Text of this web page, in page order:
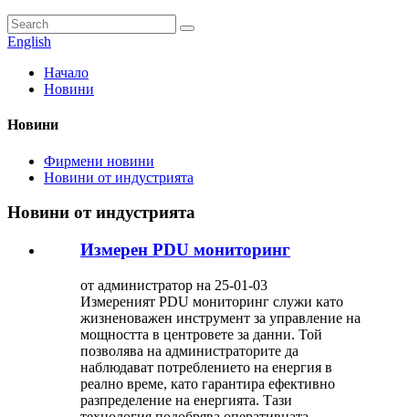
English
Начало
Новини
Новини
Фирмени новини
Новини от индустрията
Новини от индустрията
Измерен PDU мониторинг
от администратор на 25-01-03
Измереният PDU мониторинг служи като
жизненоважен инструмент за управление на
мощността в центровете за данни. Той
позволява на администраторите да
наблюдават потреблението на енергия в
реално време, като гарантира ефективно
разпределение на енергията. Тази